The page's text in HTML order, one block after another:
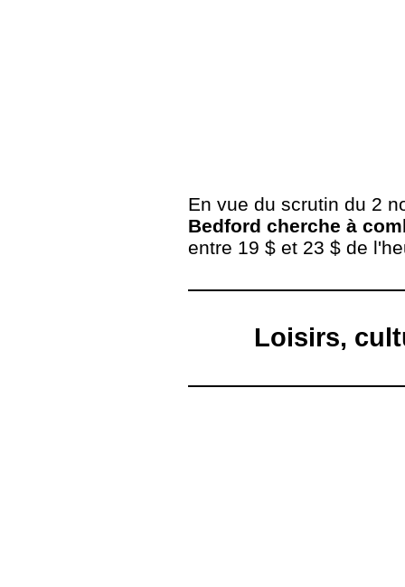
En vue du scrutin du 2
Bedford cherche à
entre 19 $ et 23 $ de
Loisirs,